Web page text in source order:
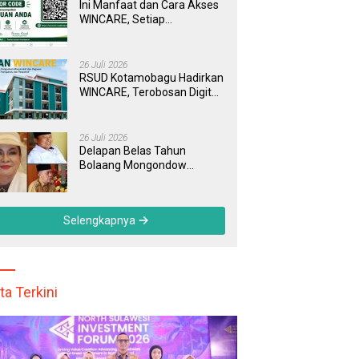
Ini Manfaat dan Cara Akses
WINCARE, Setiap
Dipantau Dan Ditangani
dengan Tuntas
26 Juli 2026
RSUD Kotamobagu Hadirkan
WINCARE, Terobosan Digital
yang Cepat, Transparan, dan
Responsif
26 Juli 2026
Delapan Belas Tahun
Bolaang Mongondow
Sebuah Daerah yang
Menolak Tertinggal
Selengkapnya
Terkini